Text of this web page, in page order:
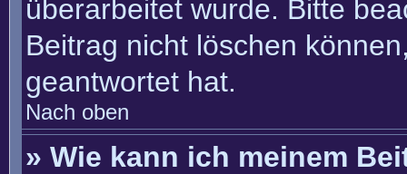
überarbeitet wurde. Bitte
Beitrag nicht löschen
geantwortet hat.
Nach oben
» Wie kann ich meinem